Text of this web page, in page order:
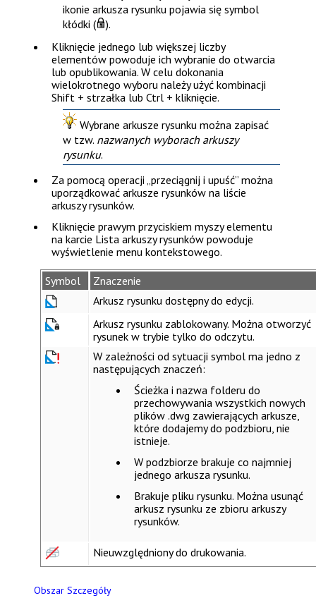
ikonie arkusza rysunku pojawia się symbol
kłódki (
).
Kliknięcie jednego lub większej liczby
elementów powoduje ich wybranie do otwarcia
lub opublikowania. W celu dokonania
wielokrotnego wyboru należy użyć kombinacji
Shift + strzałka lubCtrl + kliknięcie.
Wybrane arkusze rysunku można zapisać
w tzw. nazwanych wyborach arkuszy
rysunku.
Za pomocą operacji „przeciągnij i upuść” można
uporządkować arkusze rysunków na liście
arkuszy rysunków.
Kliknięcie prawym przyciskiem myszy elementu
na karcie Lista arkuszy rysunków powoduje
wyświetlenie menu kontekstowego.
Symbol
Znaczenie
Arkusz rysunku dostępny do edycji.
Arkusz rysunku zablokowany. Można otworzyć
rysunek w trybie tylko do odczytu.
W zależności od sytuacji symbol ma jedno z
następujących znaczeń:
Ścieżka i nazwa folderu do
przechowywania wszystkich nowych
plików .dwg zawierających arkusze,
które dodajemy do podzbioru, nie
istnieje.
W podzbiorze brakuje co najmniej
jednego arkusza rysunku.
Brakuje pliku rysunku. Można usunąć
arkusz rysunku ze zbioru arkuszy
rysunków.
Nieuwzględniony do drukowania.
Obszar Szczegóły